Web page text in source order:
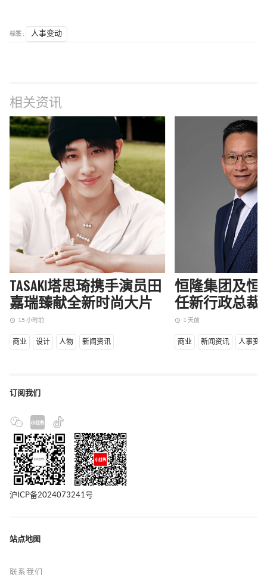
标签 : 人事变动
相关资讯
TASAKI塔思琦携手演员田
嘉瑞臻献全新时尚大片
access_time 15 小时前
商业 设计 人物 新闻资讯
恒隆集团及恒
任新行政总裁
access_time 1 天前
商业 新闻资讯 人事变动
订阅我们
沪ICP备2024073241号
站点地图
联系我们